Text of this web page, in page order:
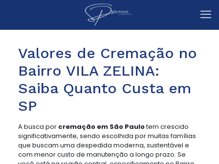
Valores de Cremação no
Bairro VILA ZELINA:
Saiba Quanto Custa em
SP
A busca por cremação em São Paulotem crescido
significativamente, sendo escolhida por muitas famílias
que buscam uma despedida moderna, sustentável e
com menor custo de manutenção a longo prazo. Se